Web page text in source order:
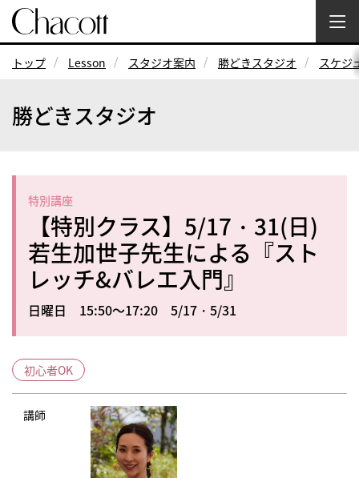
トップ Lesson スタジオ案内 勝どきスタジオ スケジ
勝どきスタジオ
特別講座
【特別クラス】5/17・31(日)
若生加世子先生による『スト
レッチ&バレエ入門』
日曜日 15:50～17:20 5/17・5/31
初心者OK
講師